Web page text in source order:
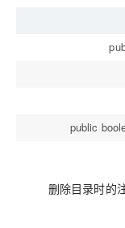
public
删除目录时的